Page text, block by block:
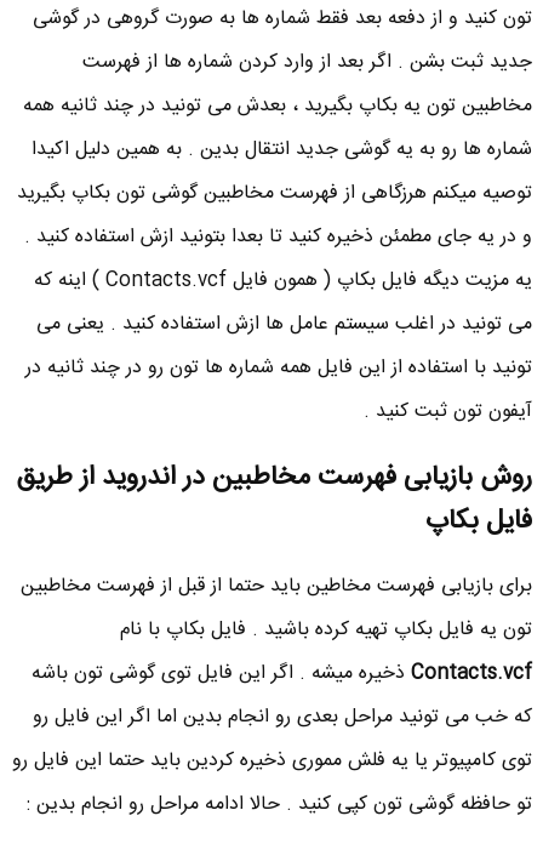
تون کنید و از دفعه بعد فقط شماره ها به صورت گروهی در گوشی
جدید ثبت بشن . اگر بعد از وارد کردن شماره ها از فهرست
مخاطبین تون یه بکاپ بگیرید ، بعدش می تونید در چند ثانیه همه
شماره ها رو به یه گوشی جدید انتقال بدین . به همین دلیل اکیدا
توصیه میکنم هرزگاهی از فهرست مخاطبین گوشی تون بکاپ بگیرید
و در یه جای مطمئن ذخیره کنید تا بعدا بتونید ازش استفاده کنید .
یه مزیت دیگه فایل بکاپ ( همون فایل Contacts.vcf ) اینه که
می تونید در اغلب سیستم عامل ها ازش استفاده کنید . یعنی می
تونید با استفاده از این فایل همه شماره ها تون رو در چند ثانیه در
آیفون تون ثبت کنید .
روش بازیابی فهرست مخاطبین در اندروید از طریق
فایل بکاپ
برای بازیابی فهرست مخاطین باید حتما از قبل از فهرست مخاطبین
تون یه فایل بکاپ تهیه کرده باشید . فایل بکاپ با نام
Contacts.vcfذخیره میشه . اگر این فایل توی گوشی تون باشه
که خب می تونید مراحل بعدی رو انجام بدین اما اگر این فایل رو
توی کامپیوتر یا یه فلش مموری ذخیره کردین باید حتما این فایل رو
تو حافظه گوشی تون کپی کنید . حالا ادامه مراحل رو انجام بدین :